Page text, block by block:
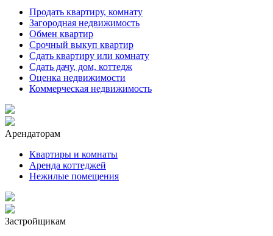
Продать квартиру, комнату
Загородная недвижимость
Обмен квартир
Срочный выкуп квартир
Сдать квартиру или комнату
Сдать дачу, дом, коттедж
Оценка недвижимости
Коммерческая недвижимость
Арендаторам
Квартиры и комнаты
Аренда коттеджей
Нежилые помещения
Застройщикам